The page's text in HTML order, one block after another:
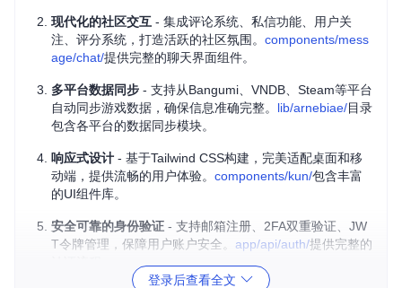
现代化的社区交互 - 集成评论系统、私信功能、用户关
注、评分系统，打造活跃的社区氛围。 components/mess
age/chat/提供完整的聊天界面组件。
多平台数据同步 - 支持从Bangumi、VNDB、Steam等平台
自动同步游戏数据，确保信息准确完整。 lib/arnebiae/目录
包含各平台的数据同步模块。
响应式设计 - 基于Tailwind CSS构建，完美适配桌面和移
动端，提供流畅的用户体验。 components/kun/包含丰富
的UI组件库。
安全可靠的身份验证 - 支持邮箱注册、2FA双重验证、JW
T令牌管理，保障用户账户安全。 app/api/auth/提供完整的
登录后查看全文